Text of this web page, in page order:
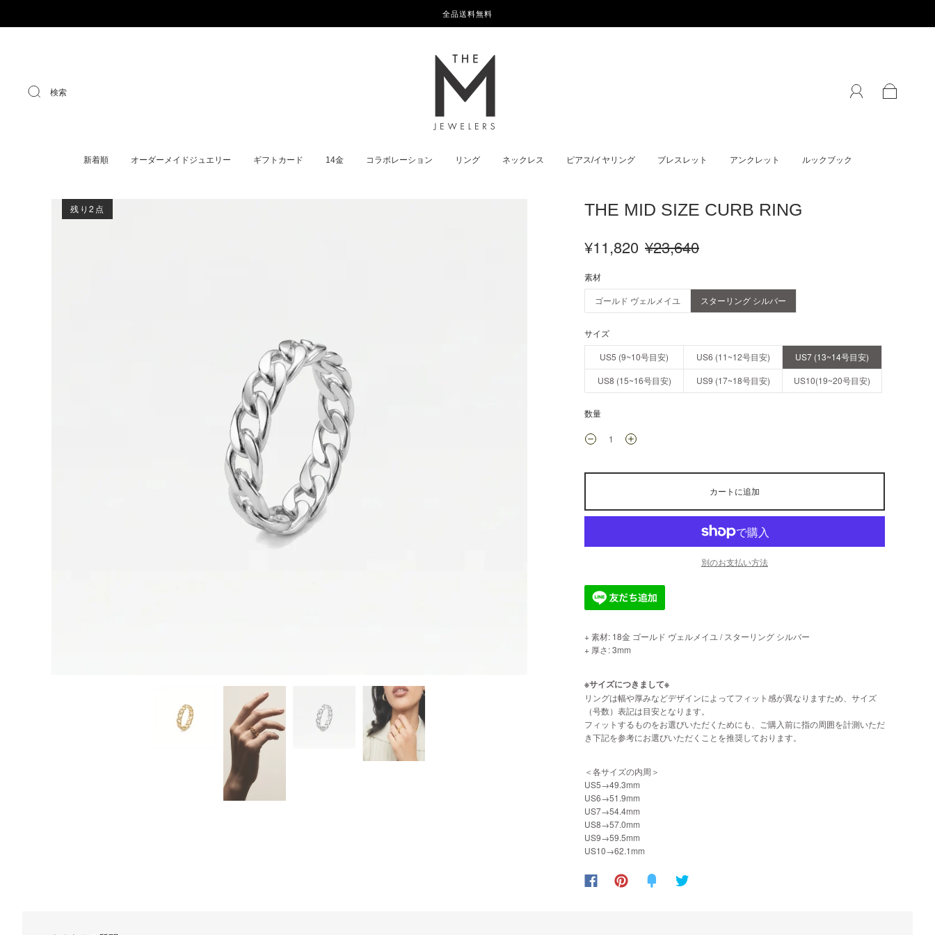
全品送料無料
検索
新着順 オーダーメイドジュエリー ギフトカード 14金 コラボレーション リング ネックレス ピアス/イヤリング ブレスレット アンクレット ルックブック
残り2点 THE MID SIZE CURB RING
¥11,820 ¥23,640
素材
ゴールド ヴェルメイユ スターリング シルバー
サイズ
US5 (9~10号目安) US6 (11~12号目安)
US7 (13~14号目安)
US8 (15~16号目安)
US9 (17~18号目安) US10(19~20号目安)
数量
カートに追加
別のお支払い方法
+ 素材: 18金 ゴールド ヴェルメイユ / スターリング シルバー
+ 厚さ: 3mm
※サイズにつきまして※
リングは幅や厚みなどデザインによってフィット感が異なりますため、サイズ
（号数）表記は目安となります。
フィットするものをお選びいただくためにも、ご購入前に指の周囲を計測いただ
き下記を参考にお選びいただくことを推奨しております。
＜各サイズの内周＞
US5→49.3mm
US6→51.9mm
US7→54.4mm
US8→57.0mm
US9→59.5mm
US10→62.1mm